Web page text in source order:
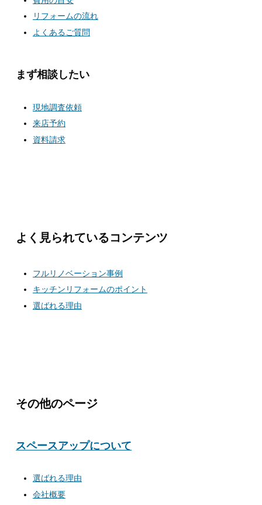
リフォームの流れ
よくあるご質問
まず相談したい
現地調査依頼
来店予約
資料請求
よく見られているコンテンツ
フルリノベーション事例
キッチンリフォームのポイント
選ばれる理由
その他のページ
スペースアップについて
選ばれる理由
会社概要